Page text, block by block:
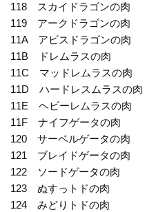
118 スカイドラゴンの肉
119 アークドラゴンの肉
11A アビスドラゴンの肉
11B ドレムラスの肉
11C マッドレムラスの肉
11D ハードレスムラスの肉
11E ヘビーレムラスの肉
11F ナイフゲータの肉
120 サーベルゲータの肉
121 ブレイドゲータの肉
122 ソードゲータの肉
123 ぬすっトドの肉
124 みどりトドの肉